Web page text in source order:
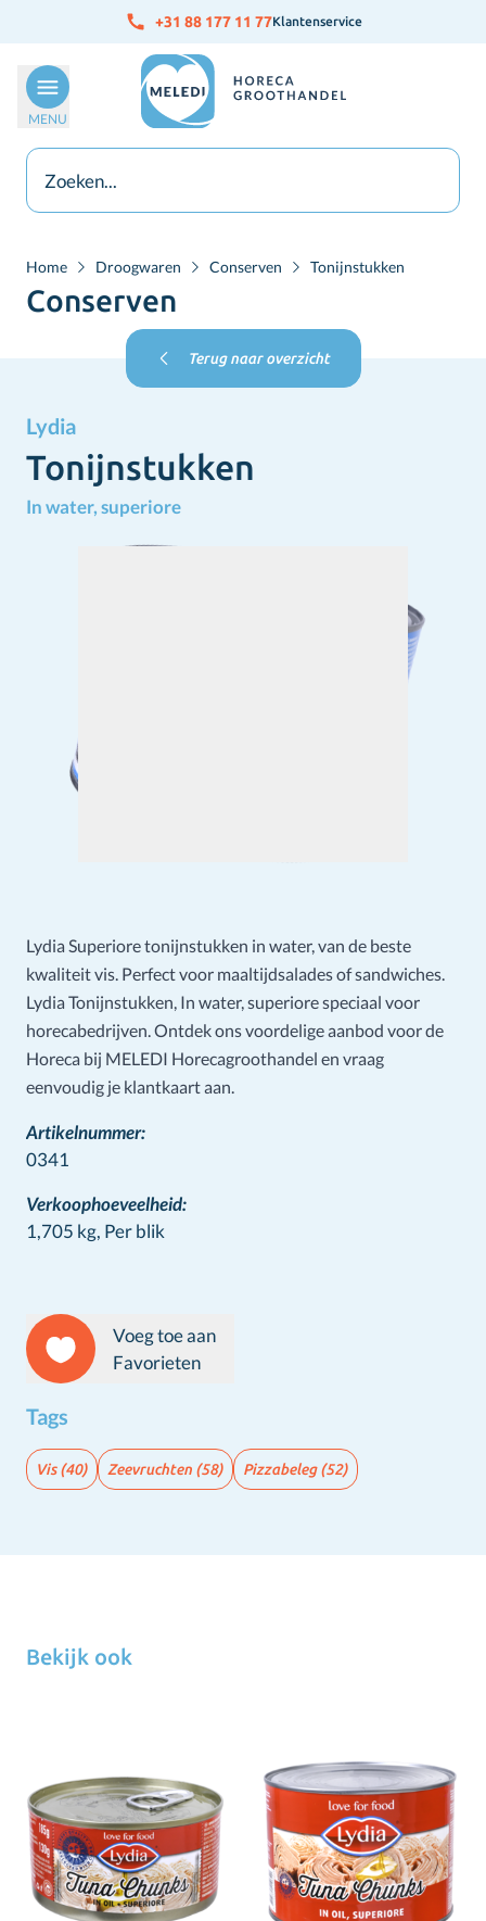
Ga naar de inhoud +31 88 177 11 77Klantenservice
MENU
Home Droogwaren Conserven Tonijnstukken
Conserven
Terug naar overzicht
Lydia
Tonijnstukken
In water, superiore
Lydia Superiore tonijnstukken in water, van de beste
kwaliteit vis. Perfect voor maaltijdsalades of sandwiches.
Lydia Tonijnstukken, In water, superiore speciaal voor
horecabedrijven. Ontdek ons voordelige aanbod voor de
Horeca bij MELEDI Horecagroothandel en vraag
eenvoudig je klantkaart aan.
Artikelnummer:
0341
Verkoophoeveelheid:
1,705 kg, Per blik
Voeg toe aan
Favorieten
Tags
Vis(40) Zeevruchten (58) Pizzabeleg(52)
Bekijk ook